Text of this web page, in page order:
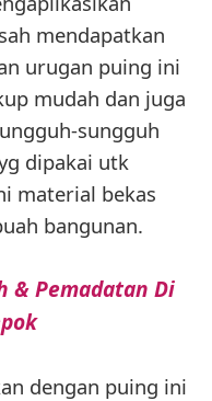
mendapatkan
urugan puing ini
mudah dan juga
sungguh
dipakai utk
material bekas
bangunan.
& Pemadatan Di
dengan puing ini